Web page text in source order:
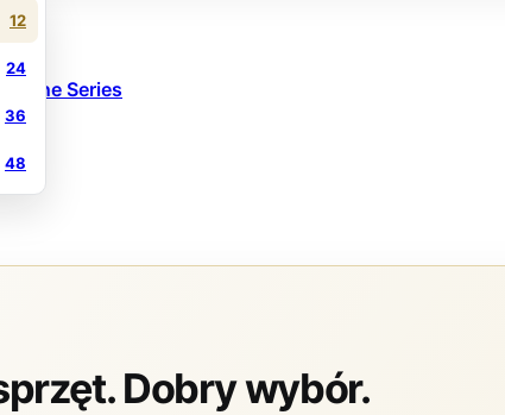
12
24
36
48
One Series
Dobry wybór.